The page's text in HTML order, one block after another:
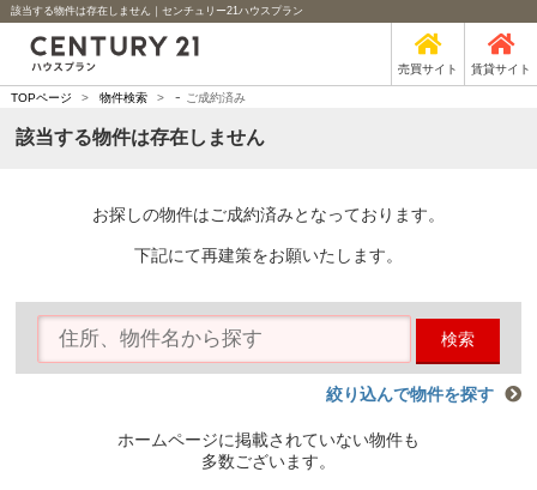
該当する物件は存在しません｜センチュリー21ハウスプラン
売買サイト 賃貸サイト
TOPページ > 物件検索 > - ご成約済み
該当する物件は存在しません
お探しの物件はご成約済みとなっております。
下記にて再建策をお願いたします。
検索
絞り込んで物件を探す
ホームページに掲載されていない物件も
多数ございます。